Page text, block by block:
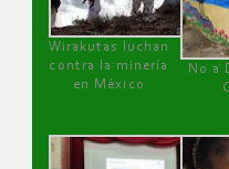
Wirakutas luchan
contra la minería
en México
No a